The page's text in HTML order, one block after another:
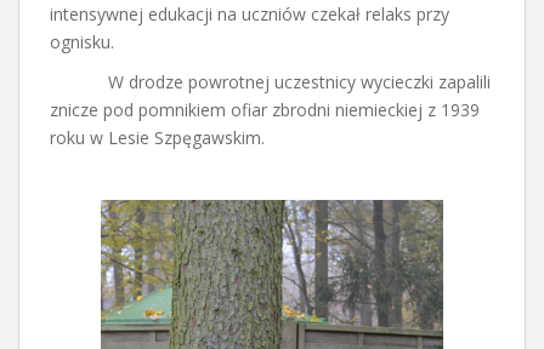
intensywnej edukacji na uczniów czekał relaks przy
ognisku.
W drodze powrotnej uczestnicy wycieczki zapalili
znicze pod pomnikiem ofiar zbrodni niemieckiej z 1939
roku w Lesie Szpęgawskim.